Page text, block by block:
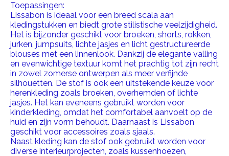
Toepassingen:
Lissabon is ideaal voor een breed scala aan
kledingstukken en biedt grote stilistische veelzijdigheid.
Het is bijzonder geschikt voor broeken, shorts, rokken,
jurken, jumpsuits, lichte jasjes en licht gestructureerde
blouses met een linnenlook. Dankzij de elegante valling
en evenwichtige textuur komt het prachtig tot zijn recht
in zowel zomerse ontwerpen als meer verfijnde
silhouetten. De stof is ook een uitstekende keuze voor
herenkleding zoals broeken, overhemden of lichte
jasjes. Het kan eveneens gebruikt worden voor
kinderkleding, omdat het comfortabel aanvoelt op de
huid en zijn vorm behoudt. Daarnaast is Lissabon
geschikt voor accessoires zoals sjaals.
Naast kleding kan de stof ook gebruikt worden voor
diverse interieurprojecten, zoals kussenhoezen,